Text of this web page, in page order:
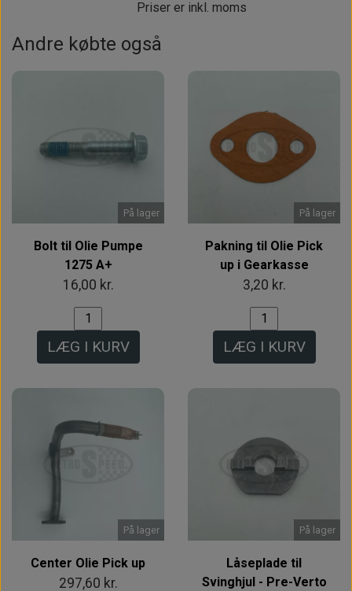
Priser er inkl. moms
Andre købte også
På lager
Bolt til Olie Pumpe
1275 A+
16,00 kr.
LÆG I KURV
På lager
Pakning til Olie Pick
up i Gearkasse
3,20 kr.
LÆG I KURV
På lager
Center Olie Pick up
297,60 kr.
På lager
Låseplade til
Svinghjul - Pre-Verto